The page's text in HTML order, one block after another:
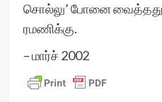
சொல்லு’ போனை
ரமணிக்கு.
– மார்ச் 2002